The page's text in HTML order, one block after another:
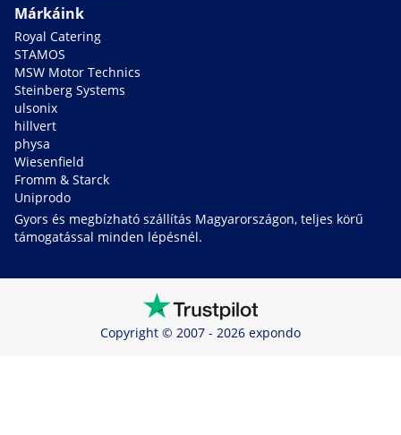
Márkáink
Royal Catering
STAMOS
MSW Motor Technics
Steinberg Systems
ulsonix
hillvert
physa
Wiesenfield
Fromm & Starck
Uniprodo
Gyors és megbízható szállítás Magyarországon, teljes körű
támogatással minden lépésnél.
Copyright © 2007 - 2026 expondo